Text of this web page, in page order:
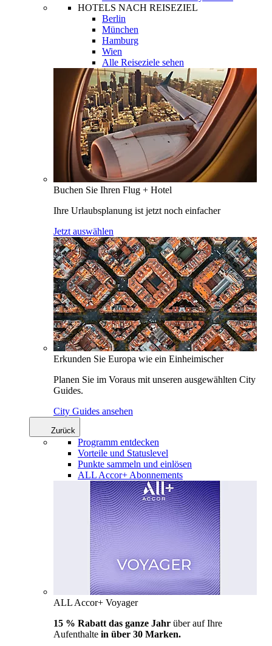
HOTELS NACH REISEZIEL
Berlin
München
Hamburg
Wien
Alle Reiseziele sehen
Buchen Sie Ihren Flug + Hotel
Ihre Urlaubsplanung ist jetzt noch einfacher
Jetzt auswählen
Erkunden Sie Europa wie ein Einheimischer
Planen Sie im Voraus mit unseren ausgewählten City
Guides.
City Guides ansehen
Zurück
Programm entdecken
Vorteile und Statuslevel
Punkte sammeln und einlösen
ALL Accor+ Abonnements
ALL Accor+ Voyager
15 % Rabatt das ganze Jahr über auf Ihre
Aufenthalte in über 30 Marken.